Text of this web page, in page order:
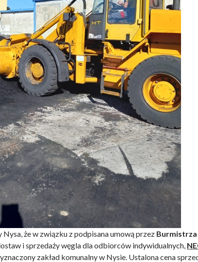
że w związku z podpisana umową przez Burmistrza
i sprzedaży węgla dla odbiorców indywidualnych,
zakład komunalny w Nysie. Ustalona cena